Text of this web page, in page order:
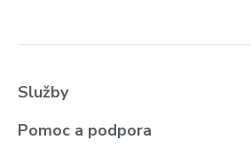
Pre Firmy
Služby
Pomoc a podpora